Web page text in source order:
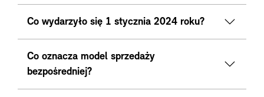
Co wydarzyło się 1 stycznia 2024 roku?
Co oznacza model sprzedaży
bezpośredniej?